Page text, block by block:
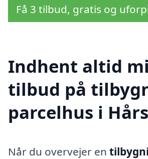
Få 3 tilbud, gratis og
Indhent altid
tilbud på
parcelhus i
Når du overvejer en